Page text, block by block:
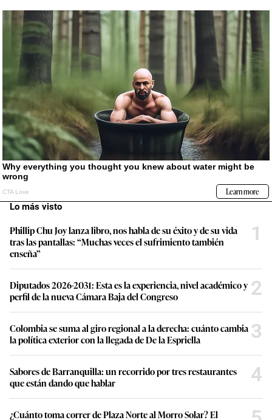
Lo más visto
Phillip Chu Joy lanza libro, nos habla de su éxito y de su vida
tras las pantallas: “Muchas veces el sufrimiento también
enseña”
1
Diputados 2026-2031: Esta es la experiencia, nivel académico y
perfil de la nueva Cámara Baja del Congreso
2
Colombia se suma al giro regional a la derecha: cuánto cambia
la política exterior con la llegada de De la Espriella
3
Sabores de Barranquilla: un recorrido por tres restaurantes
que están dando que hablar
4
¿Cuánto toma correr de Plaza Norte al Morro Solar? El